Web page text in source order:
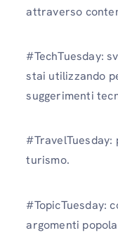
attraverso
#TechTuesday:
stai utilizzando
suggerimenti
turismo.
#TopicTuesday:
argomenti